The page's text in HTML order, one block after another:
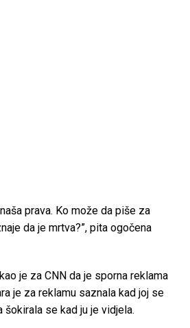
prava. Ko može da piše za
da je mrtva?”, pita ogočena
je za CNN da je sporna reklama
je za reklamu saznala kad joj se
šokirala se kad ju je vidjela.